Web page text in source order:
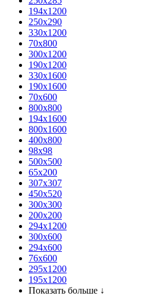
194x1200
250x290
330x1200
70x800
300x1200
190x1200
330x1600
190x1600
70x600
800x800
194x1600
800x1600
400х800
98x98
500x500
65x200
307x307
450x520
300x300
200x200
294x1200
300x600
294x600
76х600
295х1200
195х1200
Показать больше ↓